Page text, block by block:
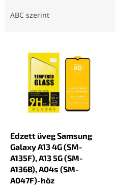
m
ABC szerint
Edzett üveg Samsung
Galaxy A13 4G (SM-
A135F), A13 5G (SM-
A136B), A04s (SM-
A047F)-höz